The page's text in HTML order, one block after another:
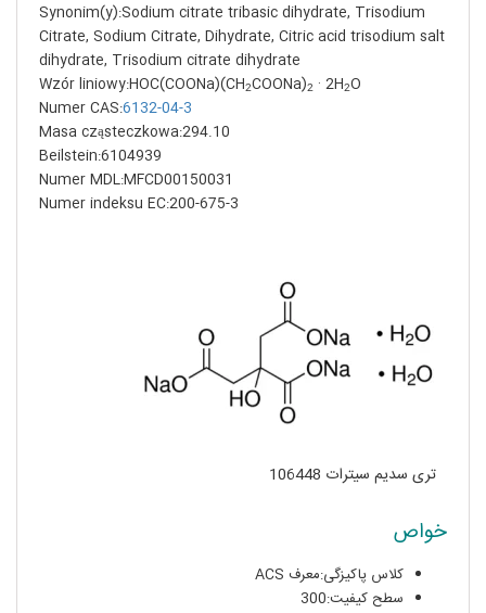
Synonim(y):Sodium citrate tribasic dihydrate, Trisodium
Citrate, Sodium Citrate, Dihydrate, Citric acid trisodium salt
dihydrate, Trisodium citrate dihydrate
Wzór liniowy:HOC(COONa)(CH2COONa)2 · 2H2O
Numer CAS:6132-04-3
Masa cząsteczkowa:294.10
Beilstein:6104939
Numer MDL:MFCD00150031
Numer indeksu EC:200-675-3
تری سدیم سیترات 106448
خواص
کلاس پاکیزگی:معرف ACS
سطح کیفیت:300